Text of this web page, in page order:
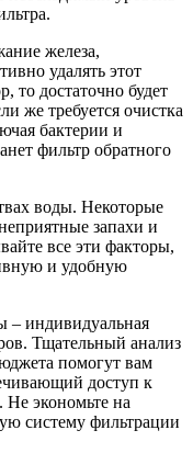
железа,
удалять этот
то достаточно будет
же требуется очистка
бактерии и
фильтр обратного
воды. Некоторые
запахи и
все эти факторы,
и удобную
– индивидуальная
Тщательный анализ
помогут вам
доступ к
Не экономьте на
систему фильтрации